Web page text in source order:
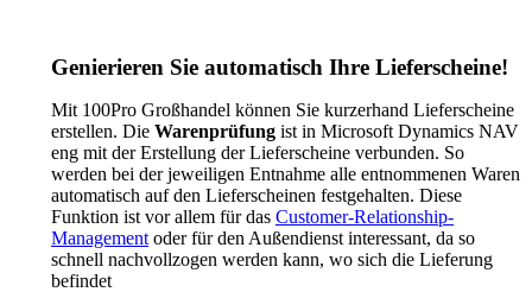
Genierieren Sie automatisch Ihre Lieferscheine!
Mit 100Pro Großhandel können Sie kurzerhand Lieferscheine
erstellen. Die Warenprüfung ist in Microsoft Dynamics NAV
eng mit der Erstellung der Lieferscheine verbunden. So
werden bei der jeweiligen Entnahme alle entnommenen Waren
automatisch auf den Lieferscheinen festgehalten. Diese
Funktion ist vor allem für das Customer-Relationship-
Management oder für den Außendienst interessant, da so
schnell nachvollzogen werden kann, wo sich die Lieferung
befindet